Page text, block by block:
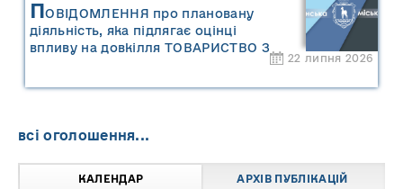
ПОВІДОМЛЕННЯ про плановану
діяльність, яка підлягає оцінці
впливу на довкілля ТОВАРИСТВО З
22 липня 2026
всі оголошення...
КАЛЕНДАР АРХІВ ПУБЛІКАЦІЙ